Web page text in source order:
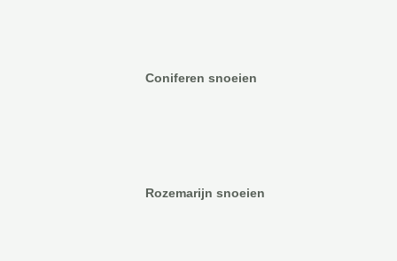
Coniferen snoeien
Rozemarijn snoeien